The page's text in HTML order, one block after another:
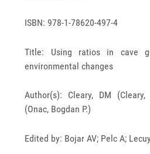
ISBN: 978-1-78620-497-4
Title: Using ratios in cave
environmental changes
Author(s): Cleary, DM
(Onac, Bogdan P.)
Edited by: Bojar AV; Pelc A;